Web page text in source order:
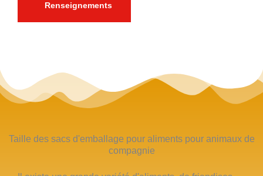
Renseignements
Taille des sacs d'emballage pour aliments pour animaux de
compagnie